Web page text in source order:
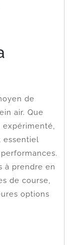
de
air. Que
expérimenté,
essentiel
à prendre en
de course,
options